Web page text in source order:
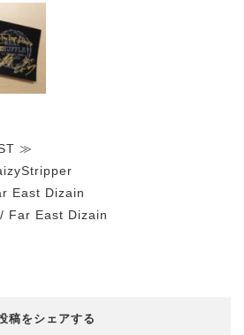
≫
East Dizain
Far East Dizain
稿をシェアする